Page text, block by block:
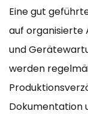
Eine gut
auf organisierte
und
werden
Dokumentation